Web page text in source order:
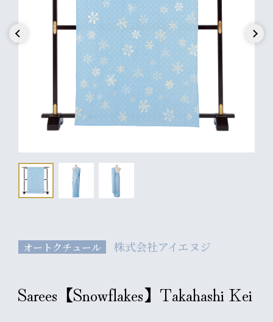
オートクチュール 株式会社アイエヌジ
Sarees【Snowflakes】Takahashi Kei